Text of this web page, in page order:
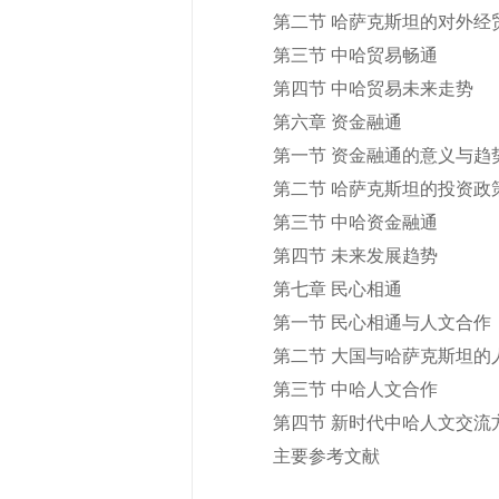
第二节 哈萨克斯坦的对外经
第三节 中哈贸易畅通
第四节 中哈贸易未来走势
第六章 资金融通
第一节 资金融通的意义与趋
第二节 哈萨克斯坦的投资政
第三节 中哈资金融通
第四节 未来发展趋势
第七章 民心相通
第一节 民心相通与人文合作
第二节 大国与哈萨克斯坦的
第三节 中哈人文合作
第四节 新时代中哈人文交流
主要参考文献